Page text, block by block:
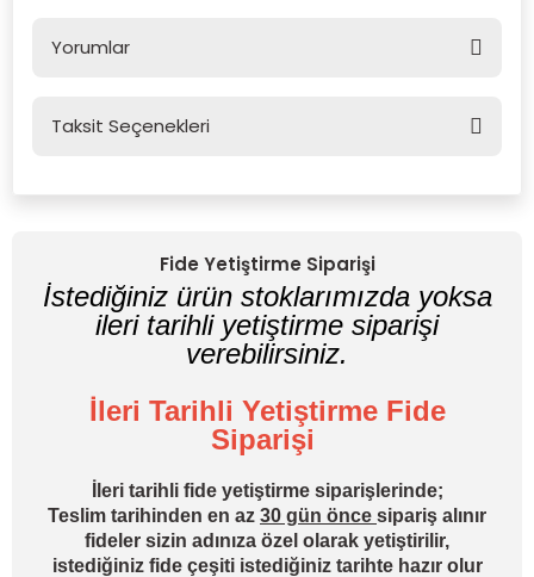
Yorumlar
Taksit Seçenekleri
Fide Yetiştirme Siparişi
İstediğiniz ürün stoklarımızda yoksa
ileri tarihli yetiştirme siparişi
verebilirsiniz.
İleri Tarihli Yetiştirme Fide
Siparişi
İleri tarihli fide yetiştirme siparişlerinde;
Teslim tarihinden en az 30 gün önce sipariş alınır
fideler sizin adınıza özel olarak yetiştirilir,
istediğiniz fide çeşiti istediğiniz tarihte hazır olur